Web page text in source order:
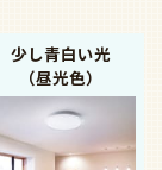
少し青白い光
（昼光色）